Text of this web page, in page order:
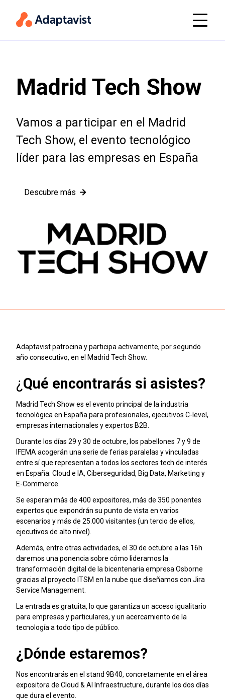
Madrid Tech Show
Vamos a participar en el Madrid
Tech Show, el evento tecnológico
líder para las empresas en España
Descubre más
Adaptavist patrocina y participa activamente, por segundo
año consecutivo, en el Madrid Tech Show.
¿ Qué encontrarás si asistes?
Madrid Tech Show es el evento principal de la industria
tecnológica en España para profesionales, ejecutivos C-level,
empresas internacionales y expertos B2B.
Durante los días 29 y 30 de octubre, los pabellones 7 y 9 de
IFEMA acogerán una serie de ferias paralelas y vinculadas
entre sí que representan a todos los sectores tech de interés
en España: Cloud e IA, Ciberseguridad, Big Data, Marketing y
E-Commerce.
Se esperan más de 400 expositores, más de 350 ponentes
expertos que expondrán su punto de vista en varios
escenarios y más de 25.000 visitantes (un tercio de ellos,
ejecutivos de alto nivel).
Además, entre otras actividades, el 30 de octubre a las 16h
daremos una ponencia sobre cómo lideramos la
transformación digital de la bicentenaria empresa Osborne
gracias al proyecto ITSM en la nube que diseñamos con Jira
Service Management.
La entrada es gratuita, lo que garantiza un acceso igualitario
para empresas y particulares, y un acercamiento de la
tecnología a todo tipo de público.
¿Dónde estaremos?
Nos encontrarás en el stand 9B40, concretamente en el área
expositora de Cloud & AI Infraestructure, durante los dos días
que dura el evento.